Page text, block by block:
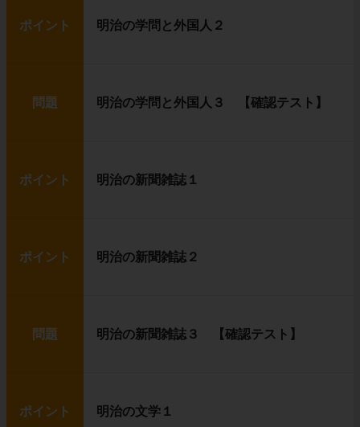
ポイント 明治の学問と外国人２
問題 明治の学問と外国人３ 【確認テスト】
ポイント 明治の新聞雑誌１
ポイント 明治の新聞雑誌２
問題 明治の新聞雑誌３ 【確認テスト】
ポイント 明治の文学１